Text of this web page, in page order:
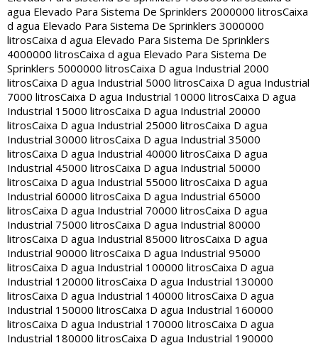
agua Elevado Para Sistema De Sprinklers 2000000 litrosCaixa
d agua Elevado Para Sistema De Sprinklers 3000000
litrosCaixa d agua Elevado Para Sistema De Sprinklers
4000000 litrosCaixa d agua Elevado Para Sistema De
Sprinklers 5000000 litrosCaixa D agua Industrial 2000
litrosCaixa D agua Industrial 5000 litrosCaixa D agua Industrial
7000 litrosCaixa D agua Industrial 10000 litrosCaixa D agua
Industrial 15000 litrosCaixa D agua Industrial 20000
litrosCaixa D agua Industrial 25000 litrosCaixa D agua
Industrial 30000 litrosCaixa D agua Industrial 35000
litrosCaixa D agua Industrial 40000 litrosCaixa D agua
Industrial 45000 litrosCaixa D agua Industrial 50000
litrosCaixa D agua Industrial 55000 litrosCaixa D agua
Industrial 60000 litrosCaixa D agua Industrial 65000
litrosCaixa D agua Industrial 70000 litrosCaixa D agua
Industrial 75000 litrosCaixa D agua Industrial 80000
litrosCaixa D agua Industrial 85000 litrosCaixa D agua
Industrial 90000 litrosCaixa D agua Industrial 95000
litrosCaixa D agua Industrial 100000 litrosCaixa D agua
Industrial 120000 litrosCaixa D agua Industrial 130000
litrosCaixa D agua Industrial 140000 litrosCaixa D agua
Industrial 150000 litrosCaixa D agua Industrial 160000
litrosCaixa D agua Industrial 170000 litrosCaixa D agua
Industrial 180000 litrosCaixa D agua Industrial 190000